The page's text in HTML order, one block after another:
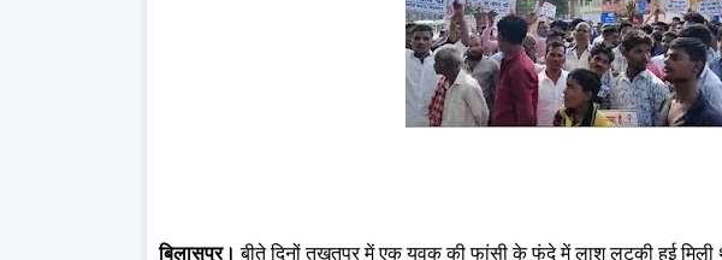
बिलासपुर। बीते दिनों तखतपुर में एक युवक की फांसी के फंदे में लाश लटकी हुई मिली